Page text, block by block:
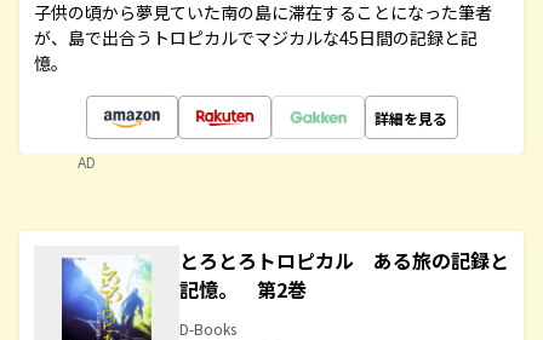
子供の頃から夢見ていた南の島に滞在することになった筆者
が、島で出合うトロピカルでマジカルな45日間の記録と記
憶。
詳細を見る
AD
とろとろトロピカル ある旅の記録と
記憶。 第2巻
D-Books